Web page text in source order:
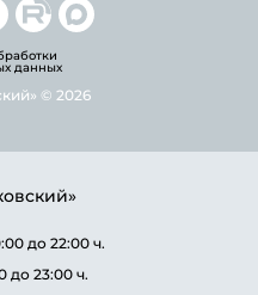
данных
© 2026
до 22:00 ч.
до 23:00 ч.